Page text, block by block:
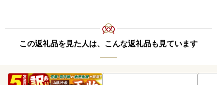
この返礼品を見た人は、こんな返礼品も見ています